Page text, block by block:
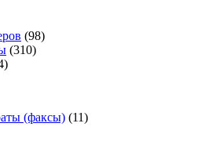
(98)
(310)
(факсы) (11)